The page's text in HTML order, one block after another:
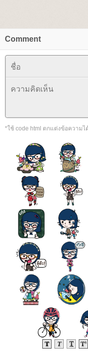
Comment
*ใช้ code html ตกแต่งข้อความไ